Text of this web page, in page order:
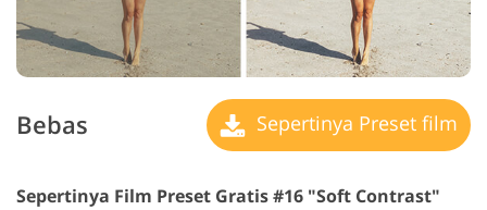
Bebas Sepertinya Preset film
Sepertinya Film Preset Gratis #16 "Soft Contrast"